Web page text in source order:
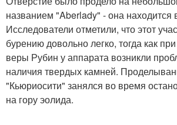
названием "Aberlady" - она находится
Исследователи отметили, что этот
бурению довольно легко, тогда как
веры Рубин у аппарата возникли
наличия твердых камней.
"Кьюриосити" занялся во время
на гору эолида.